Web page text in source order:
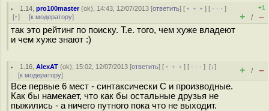
1.14 ,pro100master(ok), 14:43, 12/07/2013 [ответить] [ ﹢﹢﹢] [ · · ·]
[↑] [к модератору]
+1
+ / –
так это рейтинг по поиску. Т.е. того, чем хуже владеют
и чем хуже знают :)
1.16 ,AlexAT (ok), 15:02, 12/07/2013 [ответить] [ ﹢﹢﹢] [ · · ·][↓]
[к модератору] + / –
Все первые 6 мест - синтаксически C и производные.
Как бы намекает, что как бы остальные друзья не
пыжились - а ничего путного пока что не выходит.